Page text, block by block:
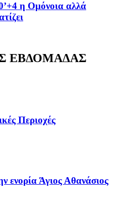
η Ομόνοια αλλά
ΕΒΔΟΜΑΔΑΣ
Περιοχές
ενορία Άγιος Αθανάσιος